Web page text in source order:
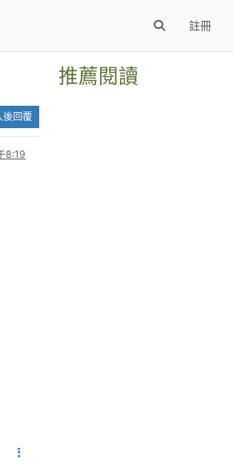
註冊
後回覆
8:19
推薦閱讀